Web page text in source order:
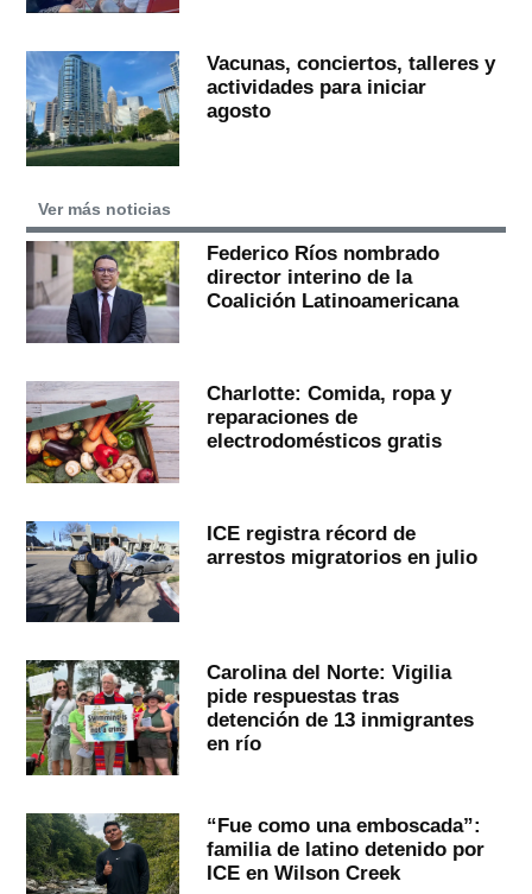
Vacunas, conciertos, talleres y
actividades para iniciar
agosto
Ver más noticias
Federico Ríos nombrado
director interino de la
Coalición Latinoamericana
Charlotte: Comida, ropa y
reparaciones de
electrodomésticos gratis
ICE registra récord de
arrestos migratorios en julio
Carolina del Norte: Vigilia
pide respuestas tras
detención de 13 inmigrantes
en río
“Fue como una emboscada”:
familia de latino detenido por
ICE en Wilson Creek